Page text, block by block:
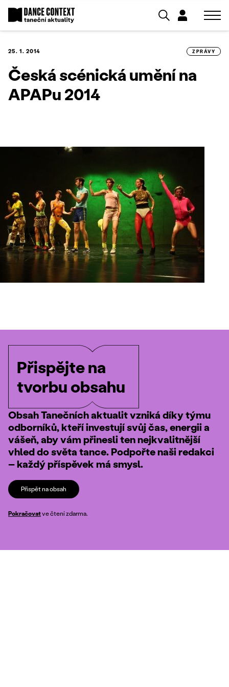
25. 1. 2014 ZPRÁVY
Česká scénická umění na
APAPu 2014
Přispějte na
tvorbu obsahu
Obsah Tanečních aktualit vzniká díky týmu
odborníků, kteří investují svůj čas, energii a
vášeň, aby vám přinesli ten nejkvalitnější
vhled do světa tance. Podpořte naši redakci
– každý příspěvek má smysl.
Přispět na obsah
Pokračovatve čtení zdarma.